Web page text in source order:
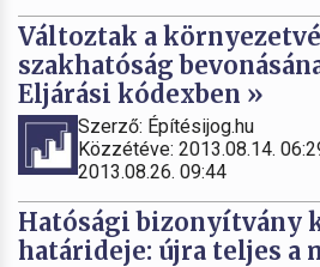
Változtak a
szakhatóság
Eljárási kódexben »
Szerző: Építésijog.hu
Közzétéve: 2013.08.14.
2013.08.26. 09:44
Hatósági bizonyítvány
határideje: újra teljes a